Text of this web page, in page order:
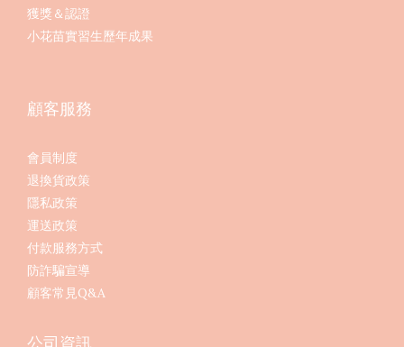
獲獎＆認證
小花苗實習生歷年成果
顧客服務
會員制度
退換貨政策
隱私政策
運送政策
付款服務方式
防詐騙宣導
顧客常見Q&A
公司資訊